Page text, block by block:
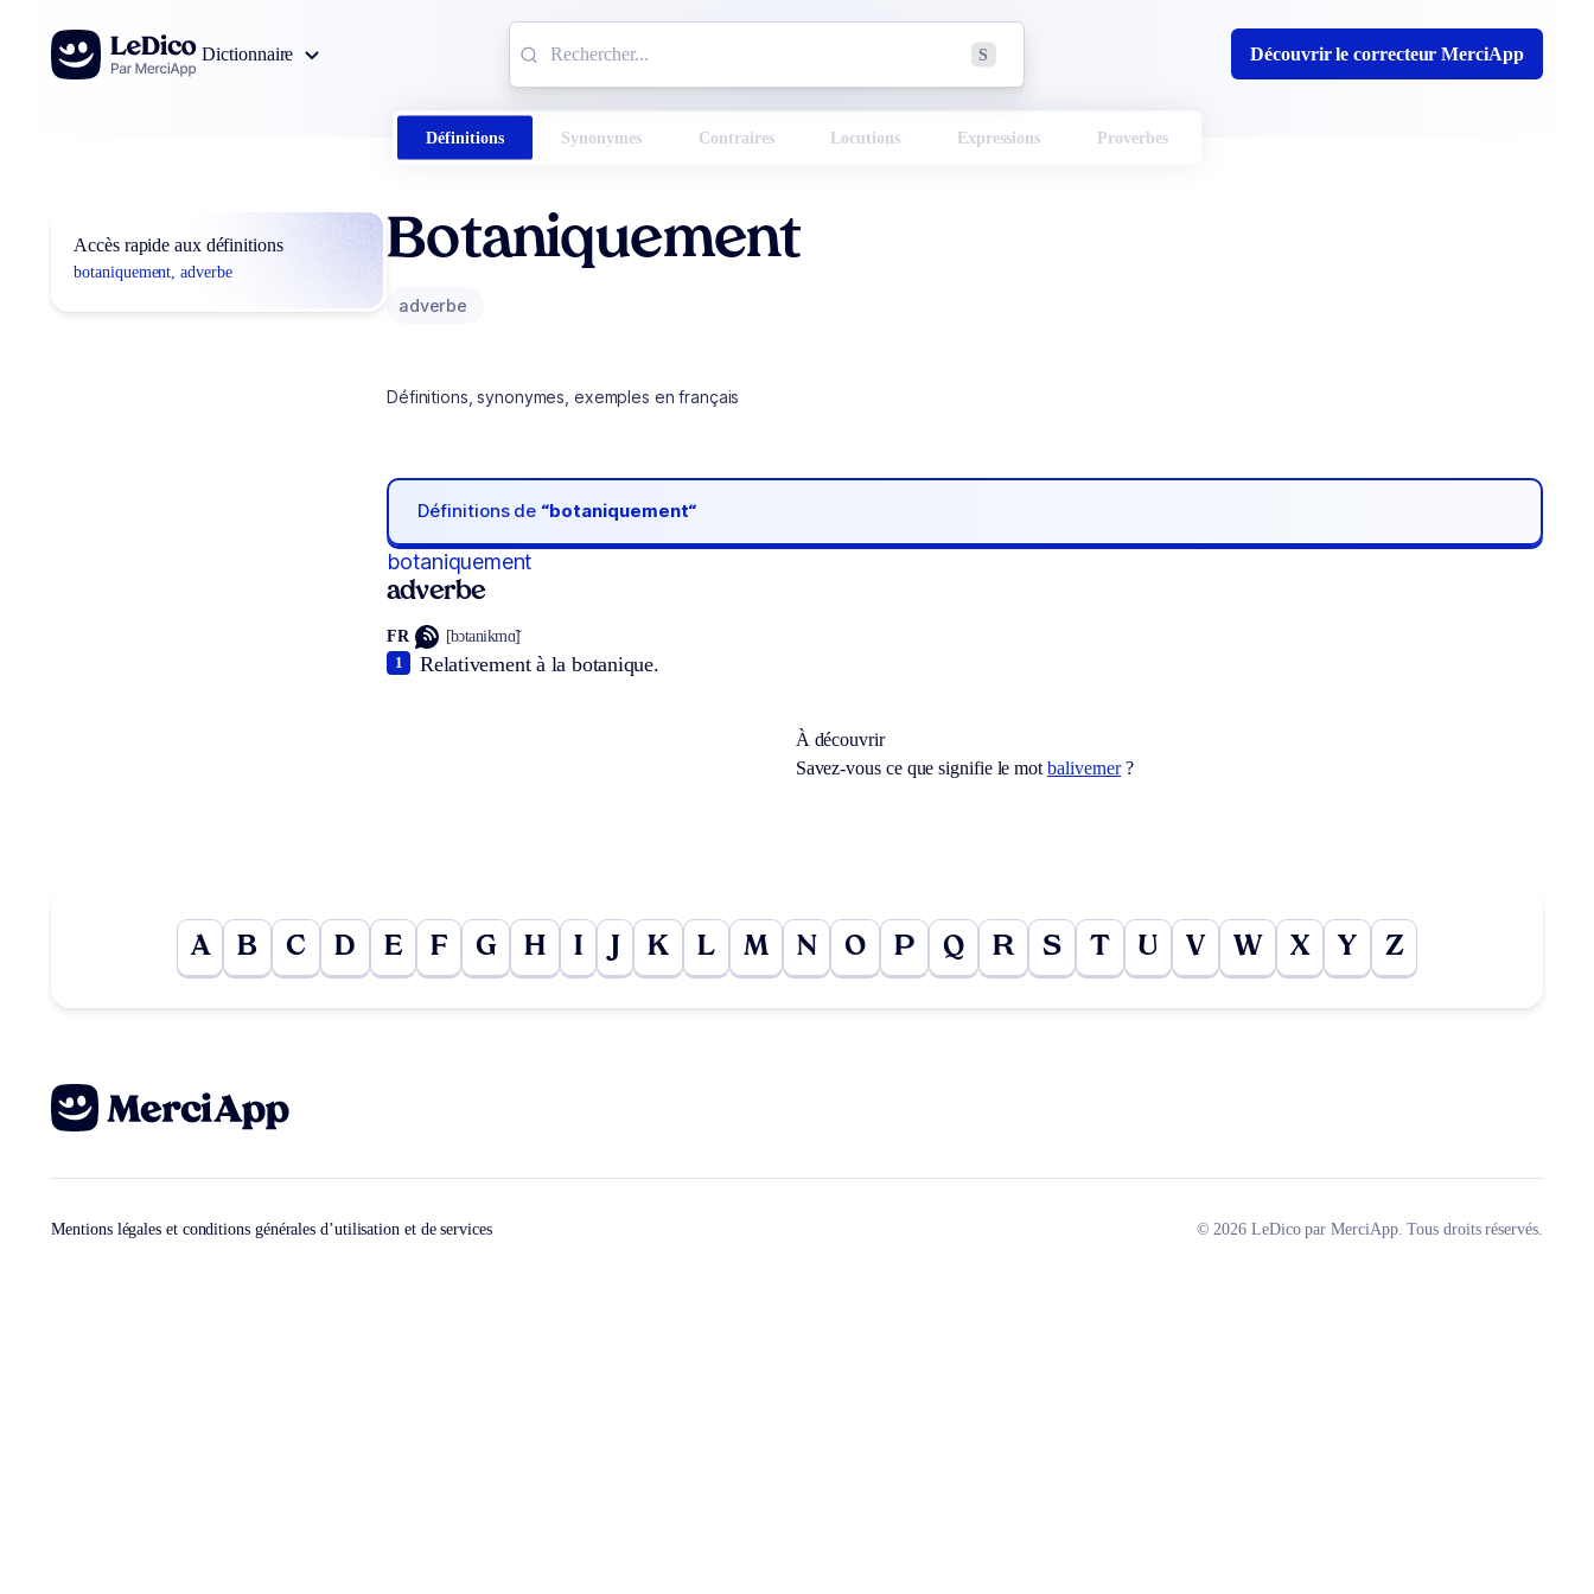
Aller au contenu
Dictionnaire
S Découvrir le correcteur MerciApp
Définitions Synonymes Contraires Locutions Expressions Proverbes
Accès rapide aux définitions
botaniquement, adverbe
Botaniquement
adverbe
Définitions, synonymes, exemples en français
Définitions de “botaniquement“
botaniquement
adverbe
FR [bɔtanikmɑ̃]
Relativement à la botanique.
1
À découvrir
Savez-vous ce que signifie le mot baliverner?
A B C D E F G H I K L M N O P Q R S T U V W X Y Z
Mentions légales et conditions générales d’utilisation et de services © 2026 LeDico par MerciApp. Tous droits réservés.